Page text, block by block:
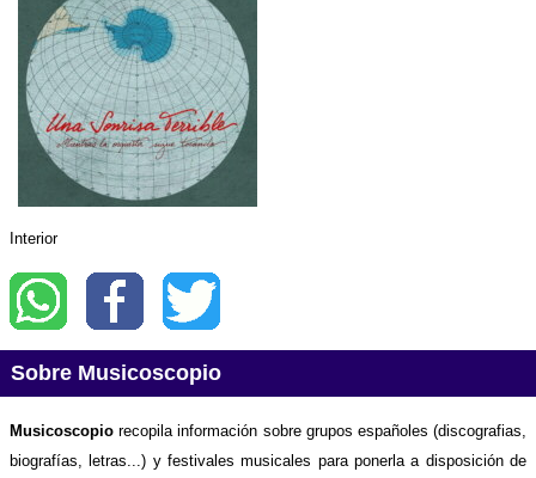
Interior
Sobre Musicoscopio
Musicoscopio recopila información sobre grupos españoles (discografias,
biografías, letras...) y festivales musicales para ponerla a disposición de